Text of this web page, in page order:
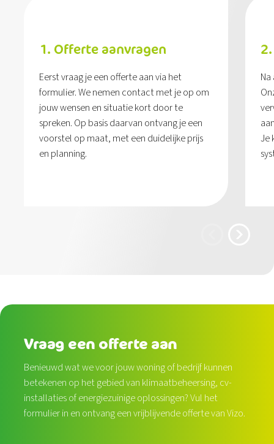
1. Offerte aanvragen
Eerst vraag je een offerte aan via het
formulier. We nemen contact met je op om
jouw wensen en situatie kort door te
spreken. Op basis daarvan ontvang je een
voorstel op maat, met een duidelijke prijs
en planning.
Je
Vraag een offerte aan
Benieuwd wat we voor jouw woning of bedrijf kunnen
betekenen op het gebied van klimaatbeheersing, cv-
installaties of energiezuinige oplossingen? Vul het
formulier in en ontvang een vrijblijvende offerte van Vizo.